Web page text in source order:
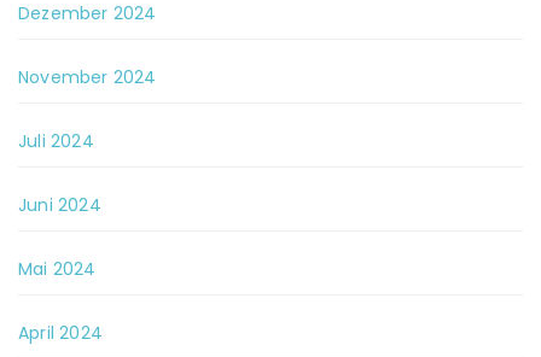
Dezember 2024
November 2024
Juli 2024
Juni 2024
Mai 2024
April 2024